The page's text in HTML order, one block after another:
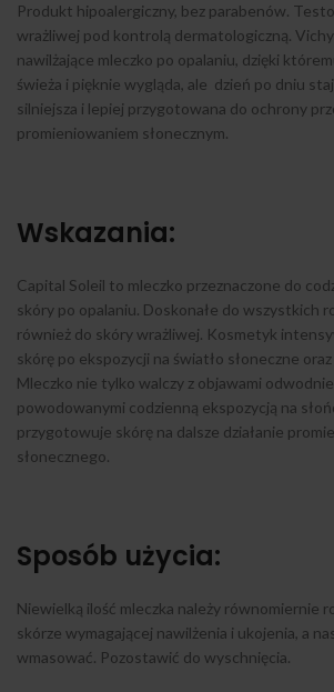
Produkt hipoalergiczny, bez parabenów.
wrażliwej pod kontrolą dermatologiczną.
nawilżające mleczko po opalaniu, dzięki
świeża i pięknie wygląda, ale dzień po dniu
silniejsza i lepiej przygotowana do ochrony
promieniowaniem słonecznym.
Wskazania:
Capital Soleil to mleczko przeznaczone do
skóry po opalaniu. Doskonałe do wszystkich
również do skóry wrażliwej. Kosmetyk
skórę po ekspozycji na światło słoneczne
Mleczko nie tylko walczy z objawami
powodowanymi codzienną ekspozycją na
przygotowuje skórę na dalsze działanie
słonecznego.
Sposób użycia:
Niewielką ilość mleczka należy równomiernie
skórze wymagającej nawilżenia i ukojenia, a
wmasować. Pozostawić do wyschnięcia.